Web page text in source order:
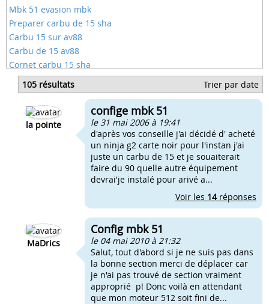
Mbk 51 evasion mbk
Preparer carbu de 15 sha
Carbu 15 sur av88
Carbu de 15 av88
Cornet carbu 15 sha
Diametre gicleur carbu 15
Taille gicleur carbu 15
Gicleur carbu 15 sha
Carbu 15 ludix
105 résultats Trier par date
la pointe
confige mbk 51
le 31 mai 2006 à 19:41
d'après vos conseille j'ai décidé d' acheté
un ninja g2 carte noir pour l'instan j'ai
juste un carbu de 15 et je souaiterait
faire du 90 quelle autre équipement
devrai'je instalé pour arivé a...
Voir les 14réponses
MaDrics
Config mbk 51
le 04 mai 2010 à 21:32
Salut, tout d'abord si je ne suis pas dans
la bonne section merci de déplacer car
je n'ai pas trouvé de section vraiment
approprié p! Donc voilà en attendant
que mon moteur 512 soit fini de...